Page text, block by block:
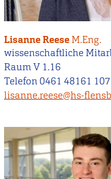
Lisanne Reese M.Eng.
wissenschaftliche
Raum V 1.16
Telefon 0461 48161 107
lisanne.reese@hs-